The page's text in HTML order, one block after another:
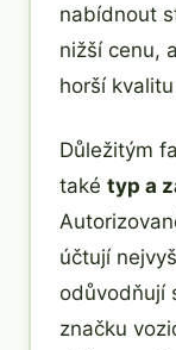
nabídnout
nižší cenu,
horší
Důležitým
také typ a
účtují
odůvodňují
značku